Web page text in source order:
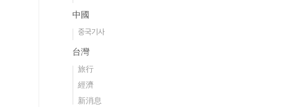
中國
중국기사
台灣
旅行
經濟
新消息